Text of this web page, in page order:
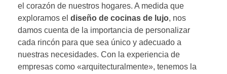
el corazón de nuestros hogares. A medida que
exploramos el diseño de cocinas de lujo, nos
damos cuenta de la importancia de personalizar
cada rincón para que sea único y adecuado a
nuestras necesidades. Con la experiencia de
empresas como «arquitecturalmente», tenemos la